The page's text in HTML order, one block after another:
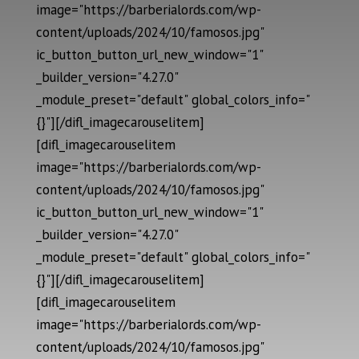
image="https://barberialords.com/wp-
content/uploads/2024/10/famosos.jpg"
ic_button_button_url_new_window="1"
_builder_version="4.27.0"
_module_preset="default" global_colors_info="
{}"][/difl_imagecarouselitem]
[difl_imagecarouselitem
image="https://barberialords.com/wp-
content/uploads/2024/10/famosos.jpg"
ic_button_button_url_new_window="1"
_builder_version="4.27.0"
_module_preset="default" global_colors_info="
{}"][/difl_imagecarouselitem]
[difl_imagecarouselitem
image="https://barberialords.com/wp-
content/uploads/2024/10/famosos.jpg"